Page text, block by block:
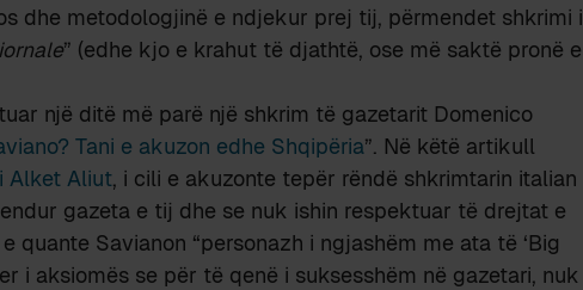
dhe metodologjinë e ndjekur prej tij, përmendet shkrimi i
” (edhe kjo e krahut të djathtë, ose më saktë pronë e
një ditë më parë një shkrim të gazetarit Domenico
Tani e akuzon edhe Shqipëria”. Në këtë artikull
Alket Aliut, i cili e akuzonte tepër rëndë shkrimtarin italian
gazeta e tij dhe se nuk ishin respektuar të drejtat e
quante Savianon “personazh i ngjashëm me ata të ‘Big
i aksiomës se për të qenë i suksesshëm në gazetari, nuk